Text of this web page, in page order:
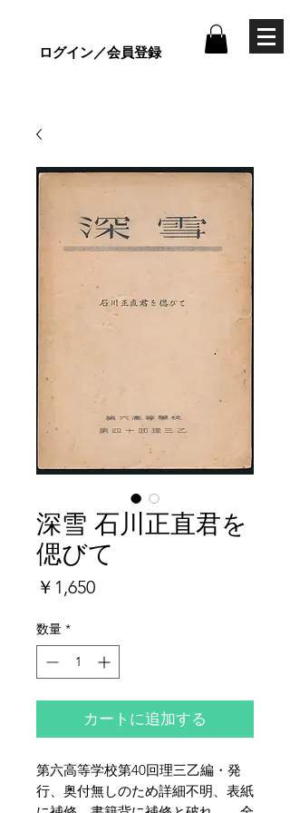
ログイン／会員登録
深雪 石川正直君を
偲びて
￥1,650価
数量 *
カートに追加する
第六高等学校第40回理三乙編・発
行、奥付無しのため詳細不明、表紙